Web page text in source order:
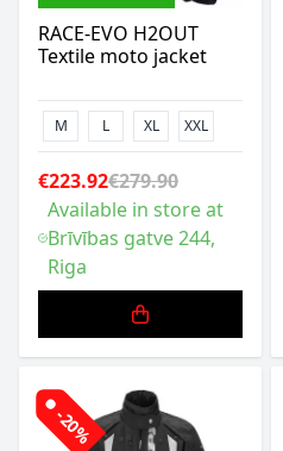
RACE-EVO H2OUT
Textile moto jacket
M L XL XXL
€223.92€279.90
Available in store at
Brīvības gatve 244,
Riga
-20%